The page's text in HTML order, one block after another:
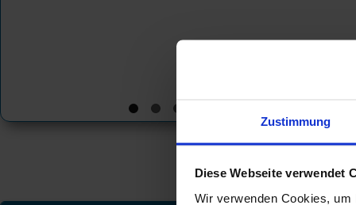
Zustimmung
Diese Webseite verwendet
Wir verwenden Cookies,